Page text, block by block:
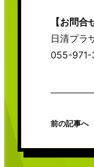
【お問合
日清プラ
055-971-
前の記事へ